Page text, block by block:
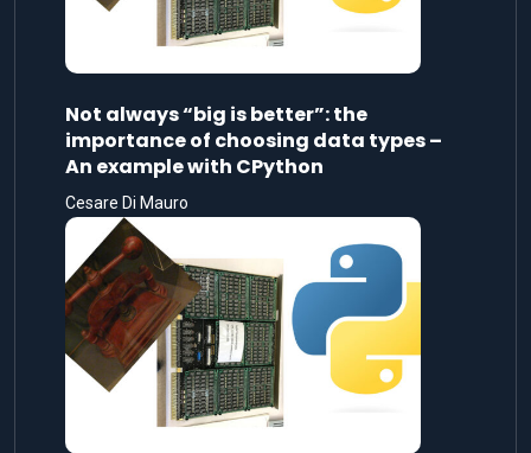
Not always “big is better”: the
importance of choosing data types –
An example with CPython
Cesare Di Mauro